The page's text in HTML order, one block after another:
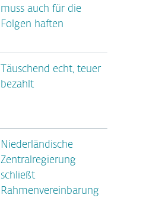
muss auch für die
Folgen haften
Täuschend echt, teuer
bezahlt
Niederländische
Zentralregierung
schließt
Rahmenvereinbarung